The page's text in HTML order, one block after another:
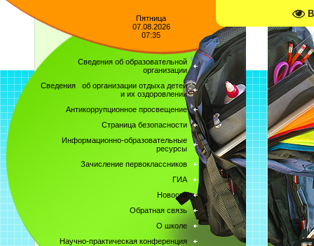
Пятница
07.08.2026
07:35
Сведения об образовательной
организации
Сведения об организации отдыха детей
и их оздоровлении
Антикоррупционное просвещение
Страница безопасности
Информационно-образовательные
ресурсы
Зачисление первоклассников
ГИА
Новости
Обратная связь
О школе
Научно-практическая конференция